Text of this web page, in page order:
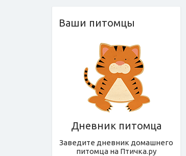
Ваши питомцы
Дневник питомца
Заведите дневник домашнего
питомца на Птичка.ру